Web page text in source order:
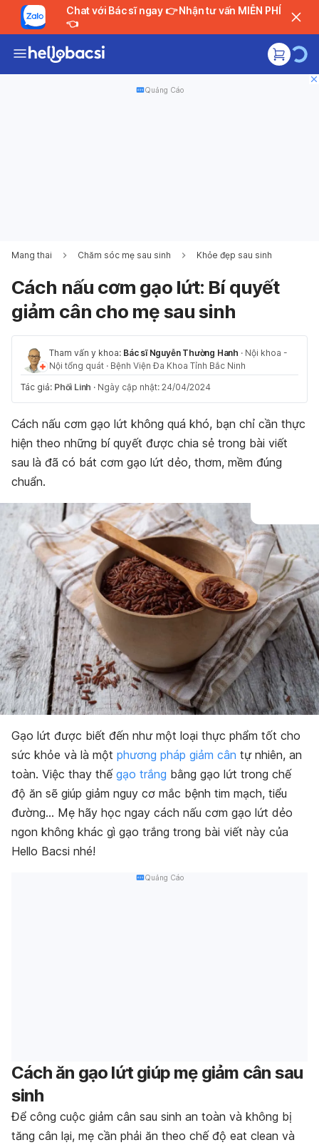
Chat với Bác sĩ ngay 👉 Nhận tư vấn MIỄN PHÍ
👈
Quảng Cáo
Mang thai Chăm sóc mẹ sau sinh Khỏe đẹp sau sinh
Cách nấu cơm gạo lứt: Bí quyết
giảm cân cho mẹ sau sinh
Tham vấn y khoa: Bác sĩ Nguyễn Thường Hanh · Nội khoa -
Nội tổng quát · Bệnh Viện Đa Khoa Tỉnh Bắc Ninh
Tác giả: Phối Linh · Ngày cập nhật: 24/04/2024
Cách nấu cơm gạo lứt không quá khó, bạn chỉ cần thực
hiện theo những bí quyết được chia sẻ trong bài viết
sau là đã có bát cơm gạo lứt dẻo, thơm, mềm đúng
chuẩn.
Gạo lứt được biết đến như một loại thực phẩm tốt cho
sức khỏe và là một phương pháp giảm cân tự nhiên, an
toàn. Việc thay thế gạo trắng bằng gạo lứt trong chế
độ ăn sẽ giúp giảm nguy cơ mắc bệnh tim mạch, tiểu
đường… Mẹ hãy học ngay cách nấu cơm gạo lứt dẻo
ngon không khác gì gạo trắng trong bài viết này của
Hello Bacsi nhé!
Quảng Cáo
Cách ăn gạo lứt giúp mẹ giảm cân sau
sinh
Để công cuộc giảm cân sau sinh an toàn và không bị
tăng cân lại, mẹ cần phải ăn theo chế độ eat clean và